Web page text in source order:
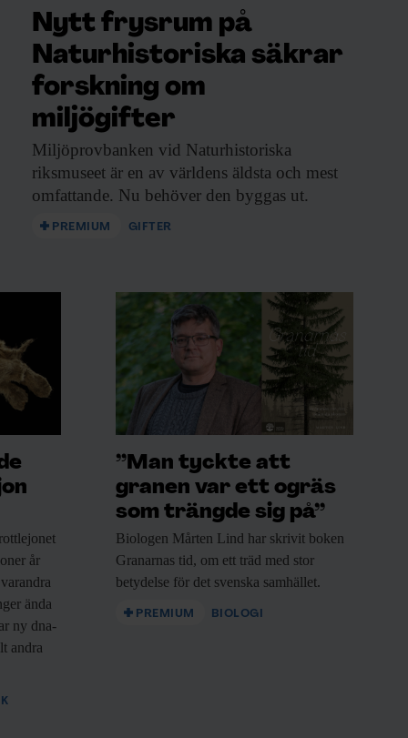
Nytt frysrum på
Naturhistoriska säkrar
forskning om
miljögifter
Miljöprovbanken vid Naturhistoriska
riksmuseet är en av världens äldsta och mest
omfattande. Nu behöver den byggas ut.
PREMIUM GIFTER
år
ända
ny dna-
andra
”Man tyckte att
granen var ett ogräs
som trängde sig på”
Biologen Mårten Lind har skrivit boken
Granarnas tid, om ett träd med stor
betydelse för det svenska samhället.
PREMIUM BIOLOGI